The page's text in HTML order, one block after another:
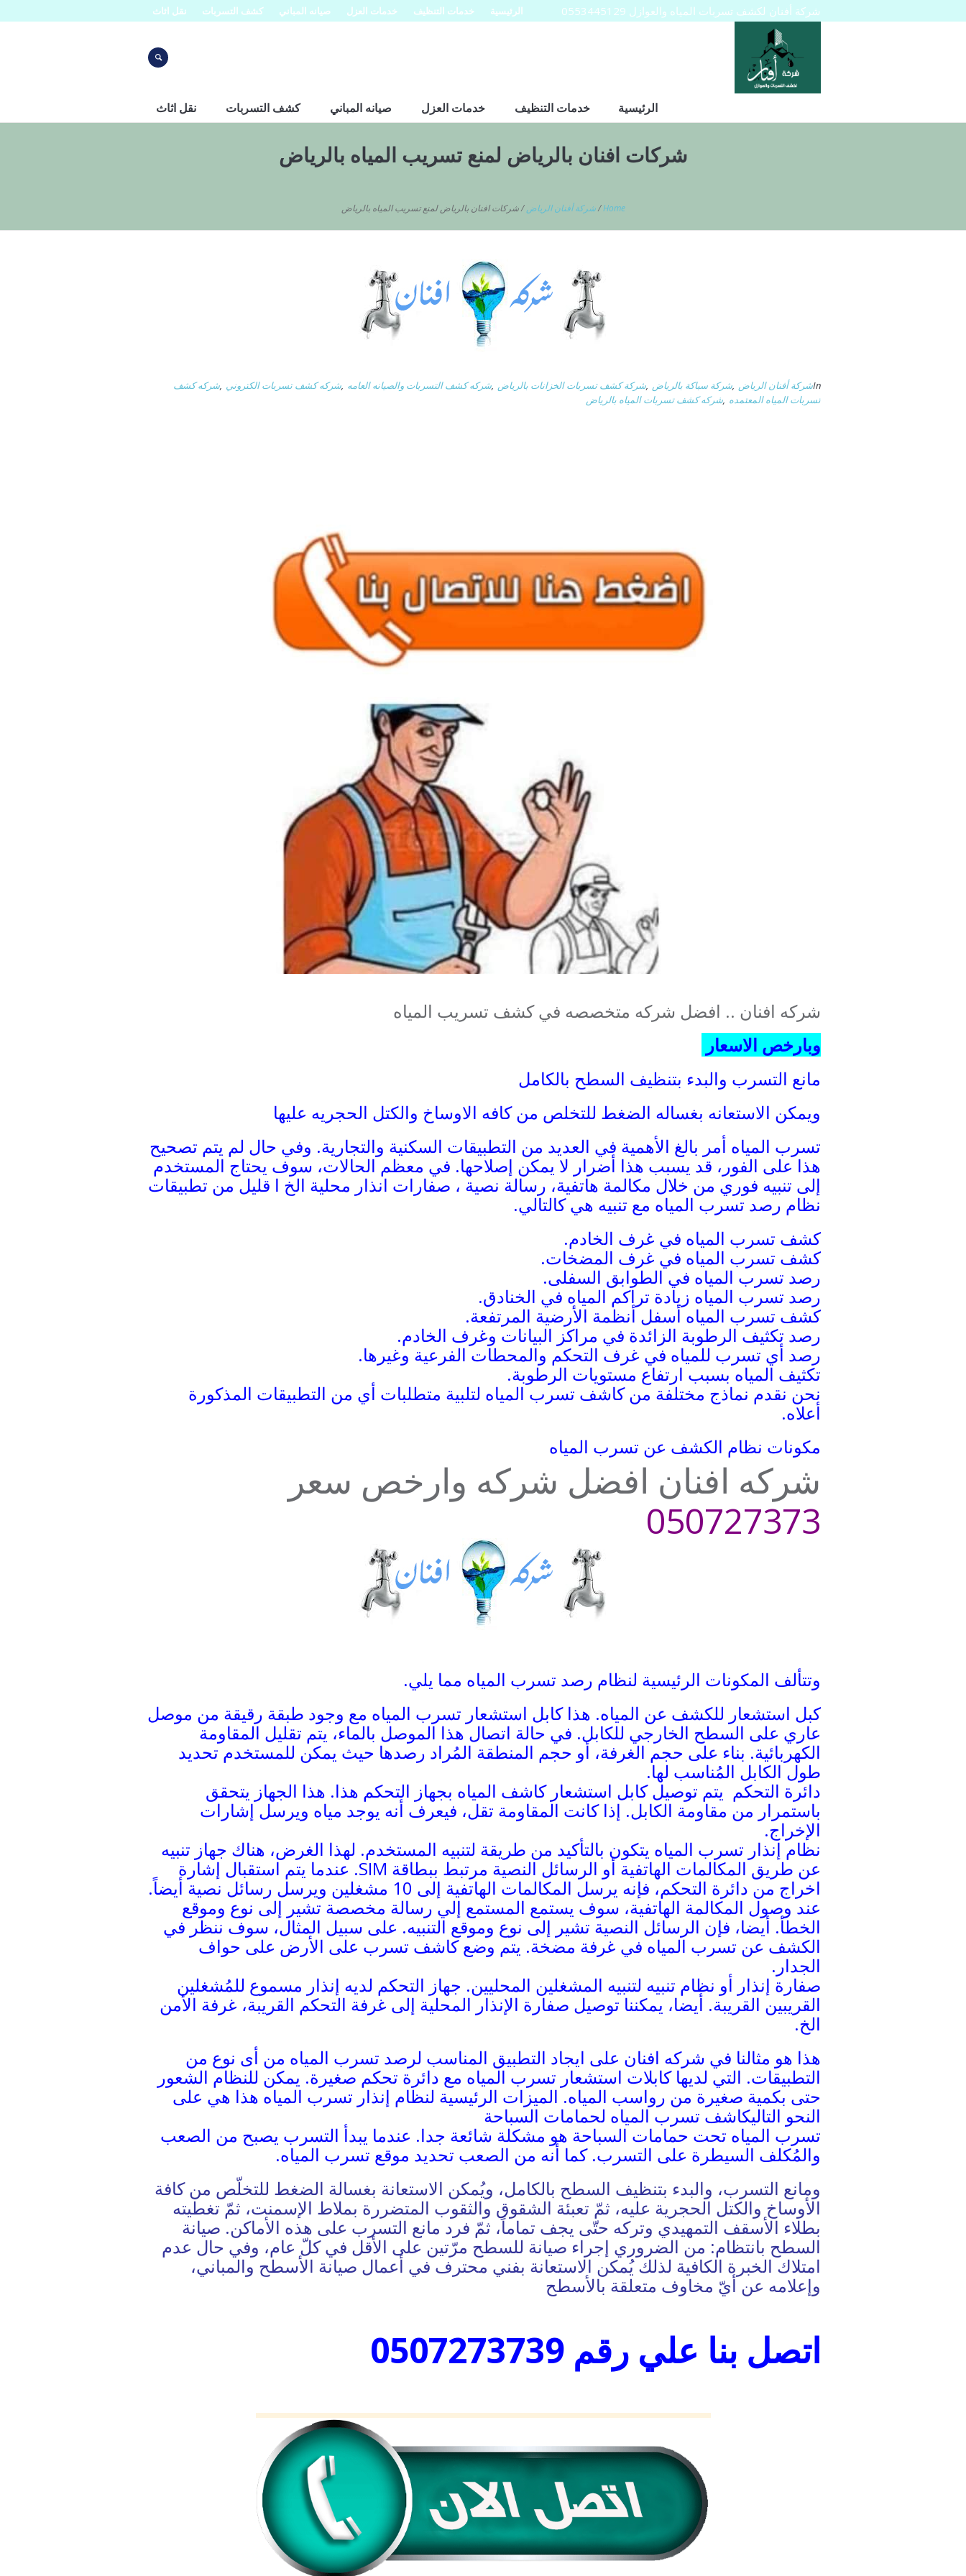
الرئيسية خدمات التنظيف خدمات العزل صيانه المباني كشف التسربات نقل اثاث شركة أفنان لكشف تسربات المياه والعوازل 0553445129
الرئيسية خدمات التنظيف خدمات العزل صيانه المباني كشف التسربات نقل اثاث
شركات افنان بالرياض لمنع تسريب المياه بالرياض
Home
/شركة أفنان الرياض /شركات افنان بالرياض لمنع تسريب المياه بالرياض
Inشركة أفنان الرياض ,شركة سباكة بالرياض ,شركة كشف تسربات الخزانات بالرياض ,شركه كشف التسربات والصيانه العامه ,شركه كشف تسربات الكتروني ,شركه كشف
تسربات المياه المعتمده ,شركه كشف تسربات المياه بالرياض
شركه افنان .. افضل شركه متخصصه في كشف تسريب المياه
وبارخص الاسعار
مانع التسرب والبدء بتنظيف السطح بالكامل
ويمكن الاستعانه بغساله الضغط للتخلص من كافه الاوساخ والكتل الحجريه عليها
تسرب المياه أمر بالغ الأهمية في العديد من التطبيقات السكنية والتجارية. وفي حال لم يتم تصحيح
هذا على الفور، قد يسبب هذا أضرار لا يمكن إصلاحها. في معظم الحالات، سوف يحتاج المستخدم
إلى تنبيه فوري من خلال مكالمة هاتفية، رسالة نصية ، صفارات انذار محلية الخ ا قليل من تطبيقات
نظام رصد تسرب المياه مع تنبيه هي كالتالي.
كشف تسرب المياه في غرف الخادم.
كشف تسرب المياه في غرف المضخات.
رصد تسرب المياه في الطوابق السفلى.
رصد تسرب المياه زيادة تراكم المياه في الخنادق.
كشف تسرب المياه أسفل أنظمة الأرضية المرتفعة.
رصد تكثيف الرطوبة الزائدة في مراكز البيانات وغرف الخادم.
رصد أي تسرب للمياه في غرف التحكم والمحطات الفرعية وغيرها.
تكثيف المياه بسبب ارتفاع مستويات الرطوبة.
نحن نقدم نماذج مختلفة من كاشف تسرب المياه لتلبية متطلبات أي من التطبيقات المذكورة
أعلاه.
مكونات نظام الكشف عن تسرب المياه
شركه افنان افضل شركه وارخص سعر
050727373
وتتألف المكونات الرئيسية لنظام رصد تسرب المياه مما يلي.
كبل استشعار للكشف عن المياه. هذا كابل استشعار تسرب المياه مع وجود طبقة رقيقة من موصل
عاري على السطح الخارجي للكابل. في حالة اتصال هذا الموصل بالماء، يتم تقليل المقاومة
الكهربائية. بناء على حجم الغرفة، أو حجم المنطقة المُراد رصدها حيث يمكن للمستخدم تحديد
طول الكابل المُناسب لها.
دائرة التحكم يتم توصيل كابل استشعار كاشف المياه بجهاز التحكم هذا. هذا الجهاز يتحقق
باستمرار من مقاومة الكابل. إذا كانت المقاومة تقل، فيعرف أنه يوجد مياه ويرسل إشارات
الإخراج.
نظام إنذار تسرب المياه يتكون بالتأكيد من طريقة لتنبيه المستخدم. لهذا الغرض، هناك جهاز تنبيه
عن طريق المكالمات الهاتفية أو الرسائل النصية مرتبط ببطاقة SIM. عندما يتم استقبال إشارة
اخراج من دائرة التحكم، فإنه يرسل المكالمات الهاتفية إلى 10 مشغلين ويرسل رسائل نصية أيضاً.
عند وصول المكالمة الهاتفية، سوف يستمع المستمع إلي رسالة مخصصة تشير إلى نوع وموقع
الخطأ. أيضا، فإن الرسائل النصية تشير إلى نوع وموقع التنبيه. على سبيل المثال، سوف ننظر في
الكشف عن تسرب المياه في غرفة مضخة. يتم وضع كاشف تسرب على الأرض على حواف
الجدار.
صفارة إنذار أو نظام تنبيه لتنبيه المشغلين المحليين. جهاز التحكم لديه إنذار مسموع للمُشغلين
القريبين القريبة. أيضا، يمكننا توصيل صفارة الإنذار المحلية إلى غرفة التحكم القريبة، غرفة الأمن
الخ.
هذا هو مثالنا في شركه افنان على ايجاد التطبيق المناسب لرصد تسرب المياه من أى نوع من
التطبيقات. التي لديها كابلات استشعار تسرب المياه مع دائرة تحكم صغيرة. يمكن للنظام الشعور
حتى بكمية صغيرة من رواسب المياه. الميزات الرئيسية لنظام إنذار تسرب المياه هذا هي على
النحو التاليكاشف تسرب المياه لحمامات السباحة
تسرب المياه تحت حمامات السباحة هو مشكلة شائعة جدا. عندما يبدأ التسرب يصبح من الصعب
والمُكلف السيطرة على التسرب. كما أنه من الصعب تحديد موقع تسرب المياه.
ومانع التسرب، والبدء بتنظيف السطح بالكامل، ويُمكن الاستعانة بغسالة الضغط للتخلّص من كافة
الأوساخ والكتل الحجرية عليه، ثمّ تعبئة الشقوق والثقوب المتضررة بملاط الإسمنت، ثمّ تغطيته
بطلاء الأسقف التمهيدي وتركه حتّى يجف تماماً، ثمّ فرد مانع التسرب على هذه الأماكن. صيانة
السطح بانتظام: من الضروري إجراء صيانة للسطح مرّتين على الأقل في كلّ عام، وفي حال عدم
امتلاك الخبرة الكافية لذلك يُمكن الاستعانة بفني محترف في أعمال صيانة الأسطح والمباني،
وإعلامه عن أيّ مخاوف متعلقة بالأسطح
اتصل بنا علي رقم 0507273739